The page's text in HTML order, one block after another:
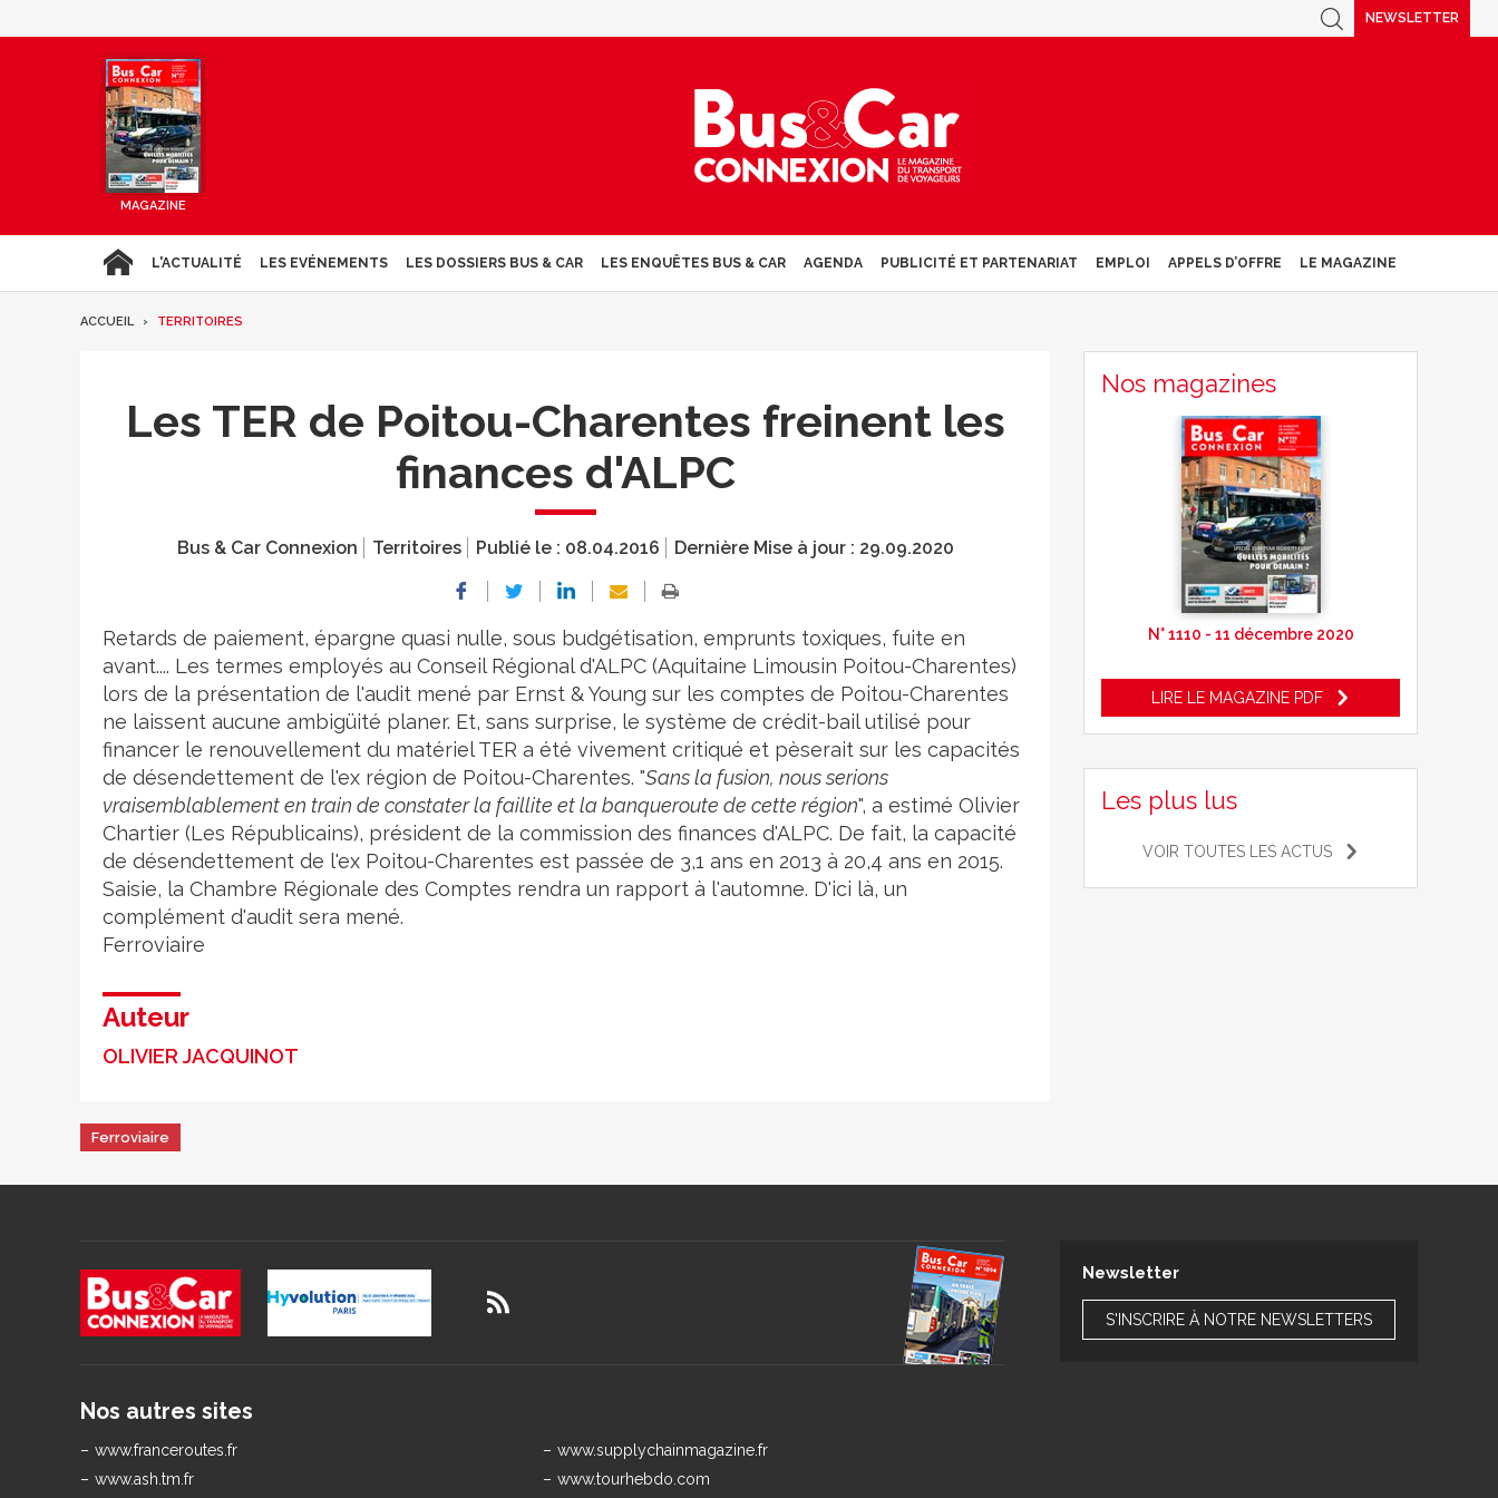
NEWSLETTER
MAGAZINE
L'ACTUALITÉ LES EVÉNEMENTS LES DOSSIERS BUS & CAR LES ENQUÊTES BUS & CAR AGENDA PUBLICITÉ ET PARTENARIAT EMPLOI APPELS D’OFFRE LE MAGAZINE
ACCUEIL TERRITOIRES
Les TER de Poitou-Charentes freinent les
finances d'ALPC
Bus & Car Connexion Territoires Publié le : 08.04.2016 Dernière Mise à jour : 29.09.2020
Retards de paiement, épargne quasi nulle, sous budgétisation, emprunts toxiques, fuite en
avant.... Les termes employés au Conseil Régional d'ALPC (Aquitaine Limousin Poitou-Charentes)
lors de la présentation de l'audit mené par Ernst & Young sur les comptes de Poitou-Charentes
ne laissent aucune ambigüité planer. Et, sans surprise, le système de crédit-bail utilisé pour
financer le renouvellement du matériel TER a été vivement critiqué et pèserait sur les capacités
de désendettement de l'ex région de Poitou-Charentes. "Sans la fusion, nous serions
vraisemblablement en train de constater la faillite et la banqueroute de cette région", a estimé Olivier
Chartier (Les Républicains), président de la commission des finances d'ALPC. De fait, la capacité
de désendettement de l'ex Poitou-Charentes est passée de 3,1 ans en 2013 à 20,4 ans en 2015.
Saisie, la Chambre Régionale des Comptes rendra un rapport à l'automne. D'ici là, un
complément d'audit sera mené.
Ferroviaire
Auteur
OLIVIER JACQUINOT
Ferroviaire
Nos magazines
N° 1110 - 11 décembre 2020
LIRE LE MAGAZINE PDF
Les plus lus
VOIR TOUTES LES ACTUS
Nos autres sites
www.franceroutes.fr
www.supplychainmagazine.fr
www.ash.tm.fr
www.tourhebdo.com
Newsletter
S'INSCRIRE À NOTRE NEWSLETTERS